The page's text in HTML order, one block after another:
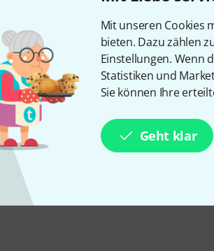
Mit unseren Cookies
bieten. Dazu zählen
Einstellungen. Wenn
Statistiken und
Sie können Ihre
Geht klar